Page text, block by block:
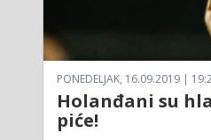
PONEDELJAK, 16.09.2019 |
Holanđani su
piće!